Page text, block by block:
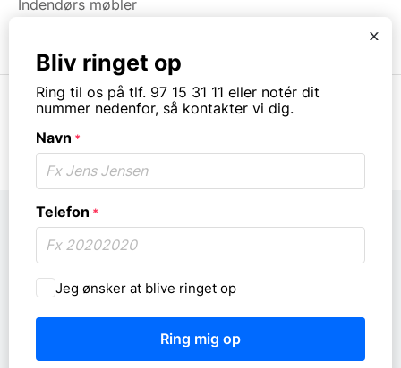
Indendørs møbler
x
Bliv ringet op
Ring til os på tlf. 97 15 31 11 eller notér dit
nummer nedenfor, så kontakter vi dig.
Navn *
Telefon *
Må
vi
ringe
Jeg ønsker at blive ringet op